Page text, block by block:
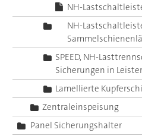
NH-
NH-
SPEED, NH-
Sicherungen in
Lamellierte
Zentraleinspeisung
Panel Sicherungshalter